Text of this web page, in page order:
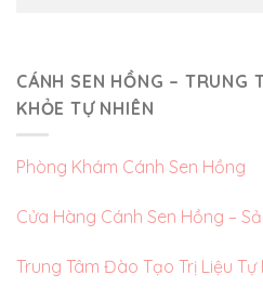
CÁNH SEN HỒNG – TRUNG
KHỎE TỰ NHIÊN
Phòng Khám Cánh Sen Hồng
Cửa Hàng Cánh Sen Hồng –
Trung Tâm Đào Tạo Trị Liệu Tự